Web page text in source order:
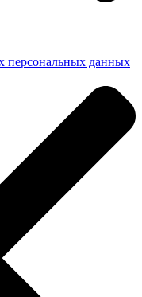
персональных данных